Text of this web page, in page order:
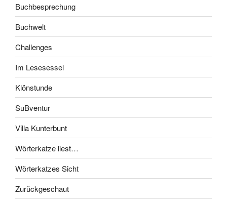
Buchbesprechung
Buchwelt
Challenges
Im Lesesessel
Klönstunde
SuBventur
Villa Kunterbunt
Wörterkatze liest…
Wörterkatzes Sicht
Zurückgeschaut